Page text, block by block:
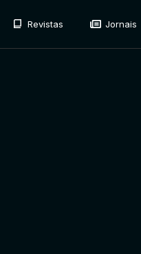
Revistas Jornais